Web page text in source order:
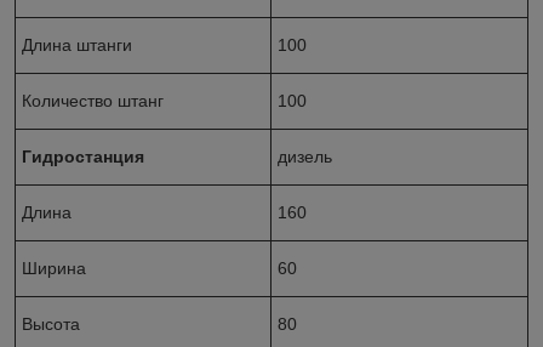
Длина штанги 100
Количество штанг 100
Гидростанция дизель
Длина 160
Ширина 60
Высота 80